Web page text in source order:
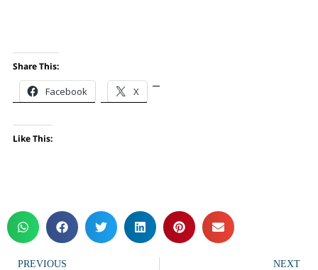
Share This:
Facebook X
Like This:
PREVIOUS NEXT